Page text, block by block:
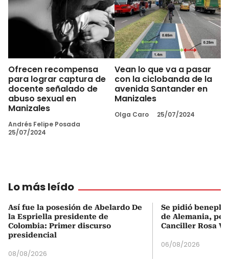
Ofrecen recompensa
para lograr captura de
docente señalado de
abuso sexual en
Manizales
Andrés Felipe Posada
25/07/2024
Vean lo que va a pasar
con la ciclobanda de la
avenida Santander en
Manizales
Olga Caro 25/07/2024
Lo más leído
Así fue la posesión de Abelardo De
la Espriella presidente de
Colombia: Primer discurso
presidencial
08/08/2026
Se pidió
de Alemania,
Canciller Rosa
06/08/2026